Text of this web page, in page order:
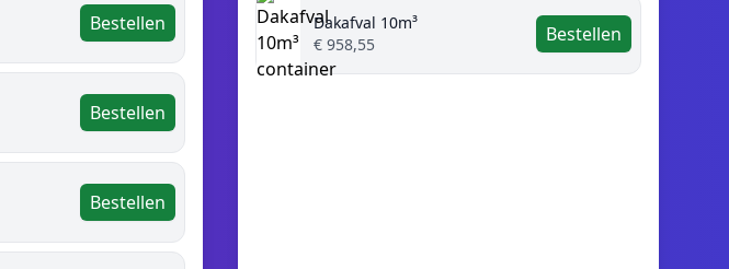
Bestellen
Bestellen
Bestellen
Dakafval 10m³
€ 958,55
Bestellen